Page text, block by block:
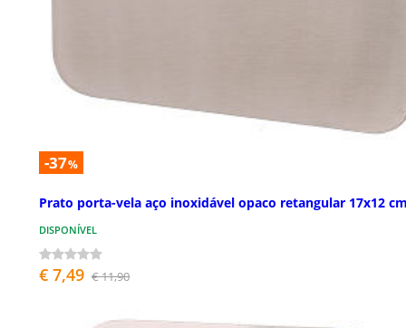
-37%
Prato porta-vela aço inoxidável opaco retangular 17x12
DISPONÍVEL
€ 7,49 € 11,90